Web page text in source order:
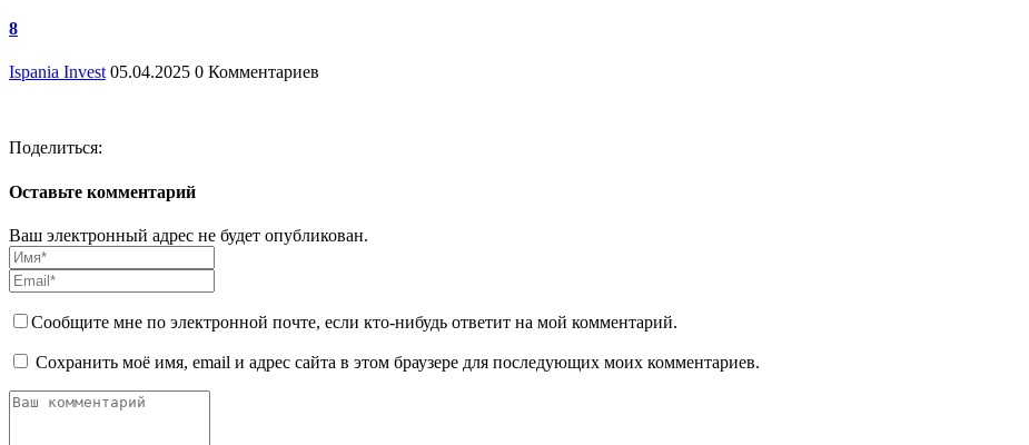
8
Ispania Invest 05.04.2025 0 Комментариев
Поделиться:
Оставьте комментарий
Ваш электронный адрес не будет опубликован.
Сообщите мне по электронной почте, если кто-нибудь ответит на мой комментарий.
Сохранить моё имя, email и адрес сайта в этом браузере для последующих моих комментариев.